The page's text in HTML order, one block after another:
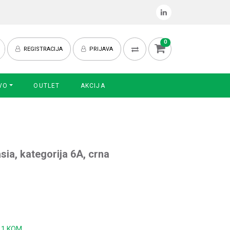
REGISTRACIJA PRIJAVA
0
OUTLET AKCIJA
kategorija 6A, crna